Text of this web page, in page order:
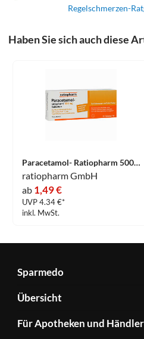
Regelschmerzen-
Haben Sie sich auch diese
Paracetamol- Ratiopharm 500mg Tabletten 20 Stück
ratiopharm GmbH
ab 1,49 €
UVP 4.34 €*
inkl. MwSt.
Sparmedo
Über
Sparmedo
FAQ
Übersicht
Herstellerverzeichnis
Für Apotheken und Händler